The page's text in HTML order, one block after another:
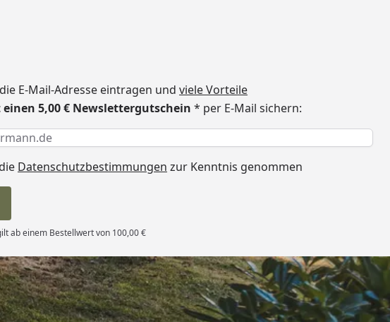
E-Mail-Adresse eintragen und viele Vorteile
5,00 € Newslettergutschein * per E-Mail sichern:
erforderlich
Datenschutzbestimmungen zur Kenntnis genommen
ab einem Bestellwert von 100,00 €